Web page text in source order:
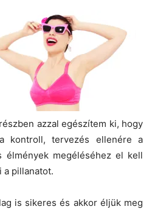
azzal egészítem ki, hogy
kontroll, tervezés ellenére a
élmények megéléséhez el kell
a pillanatot.
is sikeres és akkor éljük meg